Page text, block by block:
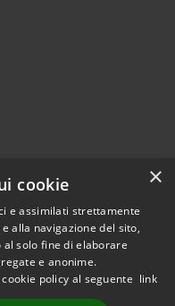
© 2026 • Comune di
Caravaggio • Powered by
×
cookie
e assimilati strettamente
alla navigazione del sito,
al solo fine di elaborare
e anonime.
policy al seguente link